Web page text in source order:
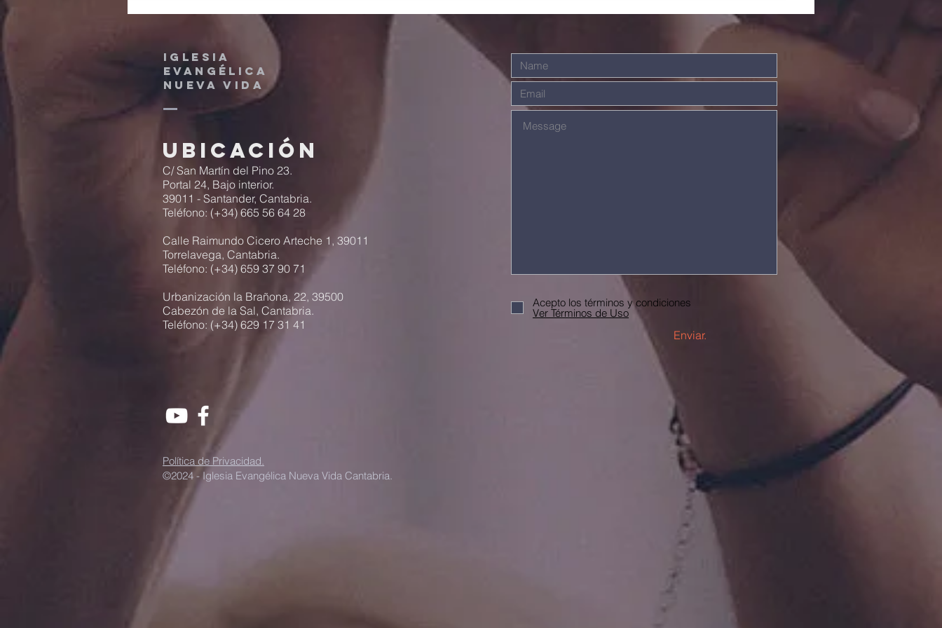
sobre salud
emocional con
el psicólogo
Josep M. Aragu
nuestras
sombras
Navidades
IGLESIA
EVANGÉLICA
NUEVA VIDA
Ubicación
C/ San Martín del Pino 23.
Portal 24, Bajo interior.
39011 - Santander, Cantabria.
Teléfono: (+34) 665 56 64 28
Calle Raimundo Cicero Arteche 1, 39011
Torrelavega, Cantabria.
Teléfono: (+34) 659 37 90 71
Urbanización la Brañona, 22, 39500
Cabezón de la Sal, Cantabria.
Teléfono: (+34) 629 17 31 41
Acepto los términos y condiciones
Ver Términos de Uso
Enviar.
Política de Privacidad.
©2024 - Iglesia Evangélica Nueva Vida Cantabria.